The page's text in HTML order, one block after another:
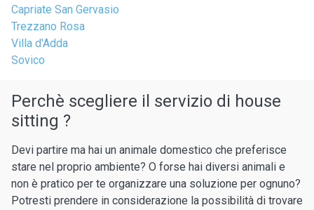
Capriate San Gervasio
Trezzano Rosa
Villa d'Adda
Sovico
Perchè scegliere il servizio di house
sitting ?
Devi partire ma hai un animale domestico che preferisce
stare nel proprio ambiente? O forse hai diversi animali e
non è pratico per te organizzare una soluzione per ognuno?
Potresti prendere in considerazione la possibilità di trovare